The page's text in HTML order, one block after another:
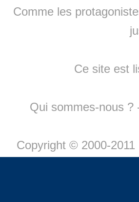
Comme les
Ce site est
Qui sommes-nous ?
Copyright © 2000-